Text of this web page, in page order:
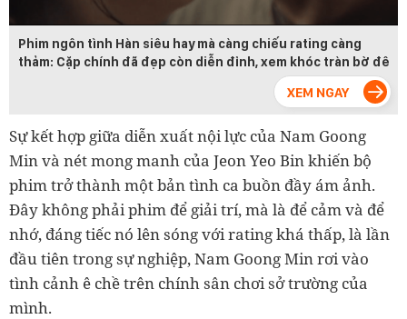
Phim ngôn tình Hàn siêu hay mà càng chiếu rating càng
thảm: Cặp chính đã đẹp còn diễn đỉnh, xem khóc tràn bờ đê
Sự kết hợp giữa diễn xuất nội lực của Nam Goong
Min và nét mong manh của Jeon Yeo Bin khiến bộ
phim trở thành một bản tình ca buồn đầy ám ảnh.
Đây không phải phim để giải trí, mà là để cảm và để
nhớ, đáng tiếc nó lên sóng với rating khá thấp, là lần
đầu tiên trong sự nghiệp, Nam Goong Min rơi vào
tình cảnh ê chề trên chính sân chơi sở trường của
mình.